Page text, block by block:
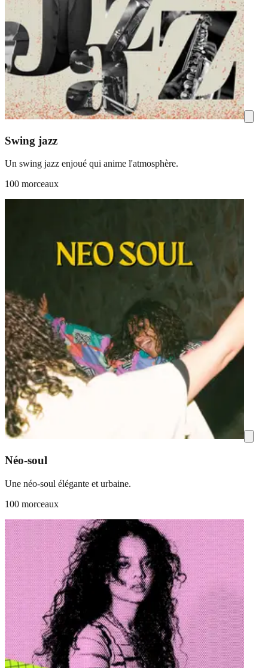
Swing jazz
Un swing jazz enjoué qui anime l'atmosphère.
100 morceaux
Néo-soul
Une néo-soul élégante et urbaine.
100 morceaux